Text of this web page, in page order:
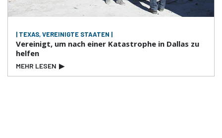
| TEXAS, VEREINIGTE STAATEN |
Vereinigt, um nach einer Katastrophe in Dallas zu
helfen
MEHR LESEN ▶